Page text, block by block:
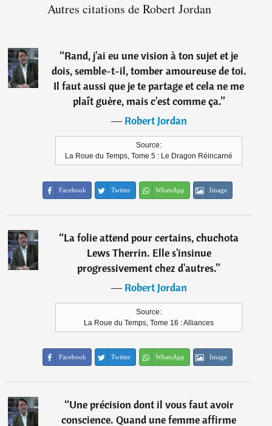
Autres citations de Robert Jordan
“Rand, j'ai eu une vision à ton sujet et je
dois, semble-t-il, tomber amoureuse de toi.
Il faut aussi que je te partage et cela ne me
plaît guère, mais c'est comme ça.”
―Robert Jordan
Source:
La Roue du Temps, Tome 5 : Le Dragon Réincarné
Facebook Twitter WhatsApp Image
“La folie attend pour certains, chuchota
Lews Therrin. Elle s'insinue
progressivement chez d'autres.”
―Robert Jordan
Source:
La Roue du Temps, Tome 16 : Alliances
Facebook Twitter WhatsApp Image
“Une précision dont il vous faut avoir
conscience. Quand une femme affirme